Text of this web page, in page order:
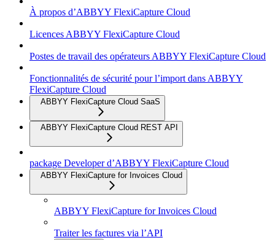
À propos d’ABBYY FlexiCapture Cloud
Licences ABBYY FlexiCapture Cloud
Postes de travail des opérateurs ABBYY FlexiCapture Cloud
Fonctionnalités de sécurité pour l’import dans ABBYY
FlexiCapture Cloud
ABBYY FlexiCapture Cloud SaaS
ABBYY FlexiCapture Cloud REST API
package Developer d’ABBYY FlexiCapture Cloud
ABBYY FlexiCapture for Invoices Cloud
ABBYY FlexiCapture for Invoices Cloud
Traiter les factures via l’API